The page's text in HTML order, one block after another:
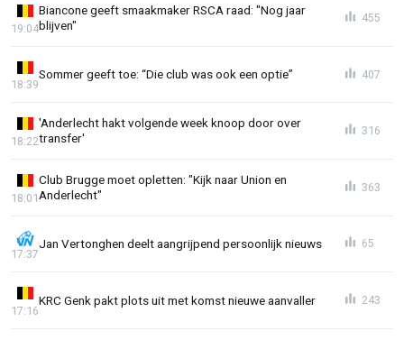
Biancone geeft smaakmaker RSCA raad: "Nog jaar
blijven"
19:04
455
Sommer geeft toe: “Die club was ook een optie”
18:39
407
'Anderlecht hakt volgende week knoop door over
transfer'
18:22
316
Club Brugge moet opletten: "Kijk naar Union en
Anderlecht"
18:01
363
Jan Vertonghen deelt aangrijpend persoonlijk nieuws
17:37
65
KRC Genk pakt plots uit met komst nieuwe aanvaller
17:16
243